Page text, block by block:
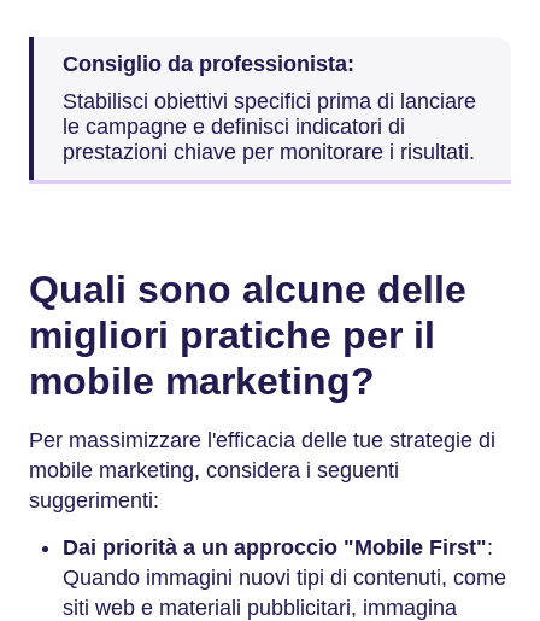
Consiglio da professionista:
Stabilisci obiettivi specifici prima di lanciare
le campagne e definisci indicatori di
prestazioni chiave per monitorare i risultati.
Quali sono alcune delle
migliori pratiche per il
mobile marketing?
Per massimizzare l'efficacia delle tue strategie di
mobile marketing, considera i seguenti
suggerimenti:
Dai priorità a un approccio "Mobile First":
Quando immagini nuovi tipi di contenuti, come
siti web e materiali pubblicitari, immagina